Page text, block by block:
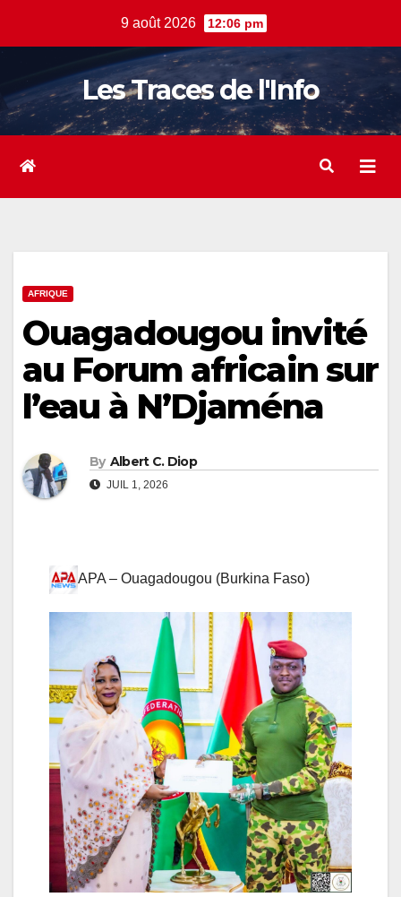
9 août 2026 12:06 pm
Les Traces de l'Info
AFRIQUE
Ouagadougou invité
au Forum africain sur
l’eau à N’Djaména
By Albert C. Diop
JUIL 1, 2026
APA – Ouagadougou (Burkina Faso)